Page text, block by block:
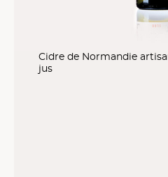
Cidre de Normandie
jus